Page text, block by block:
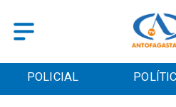
POLICIAL